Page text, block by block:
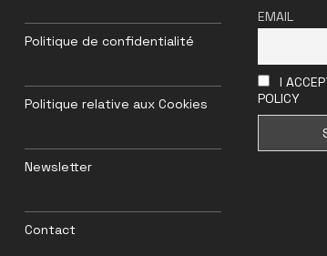
Politique de confidentialité
Politique relative aux Cookies
Newsletter
Contact
EMAIL
I
POLICY